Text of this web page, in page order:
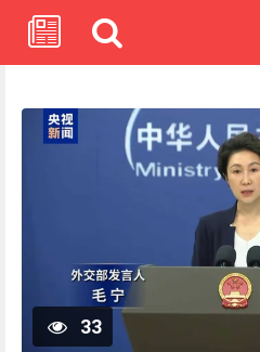
33